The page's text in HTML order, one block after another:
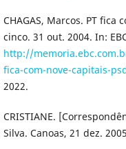
CHAGAS, Marcos. PT fica
cinco. 31 out. 2004. In:
http://
fica-com-nove-capitais-
2022.
CRISTIANE.
Silva. Canoas, 21 dez.